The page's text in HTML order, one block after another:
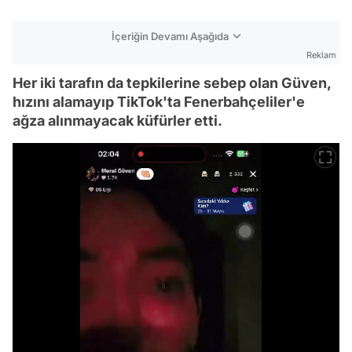
İçeriğin Devamı Aşağıda
Reklam
Her iki tarafın da tepkilerine sebep olan Güven,
hızını alamayıp TikTok'ta Fenerbahçeliler'e
ağza alınmayacak küfürler etti.